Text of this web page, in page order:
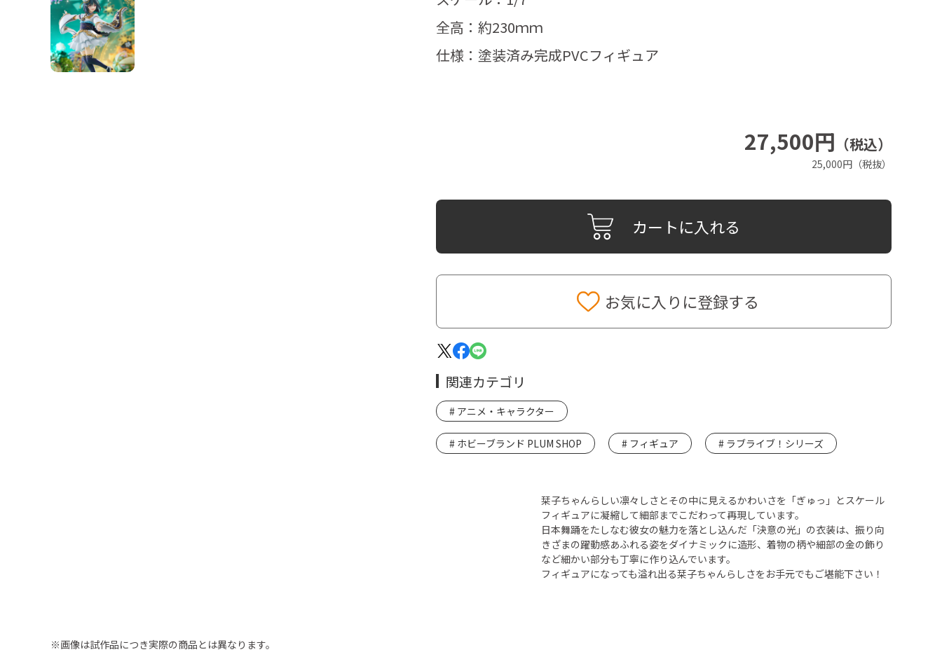
27,500円 （税込）
25,000円（税抜）
カートに入れる
お気に入りに登録する
全高：約230ｍｍ
仕様：塗装済み完成PVCフィギュア
関連カテゴリ
アニメ・キャラクター
ホビーブランド PLUM SHOP フィギュア ラブライブ！シリーズ
栞子ちゃんらしい凛々しさとその中に見えるかわいさを「ぎゅっ」とスケール
フィギュアに凝縮して細部までこだわって再現しています。
日本舞踊をたしなむ彼女の魅力を落とし込んだ「決意の光」の衣装は、振り向
きざまの躍動感あふれる姿をダイナミックに造形、着物の柄や細部の金の飾り
など細かい部分も丁寧に作り込んでいます。
フィギュアになっても溢れ出る栞子ちゃんらしさをお手元でもご堪能下さい！
※画像は試作品につき実際の商品とは異なります。